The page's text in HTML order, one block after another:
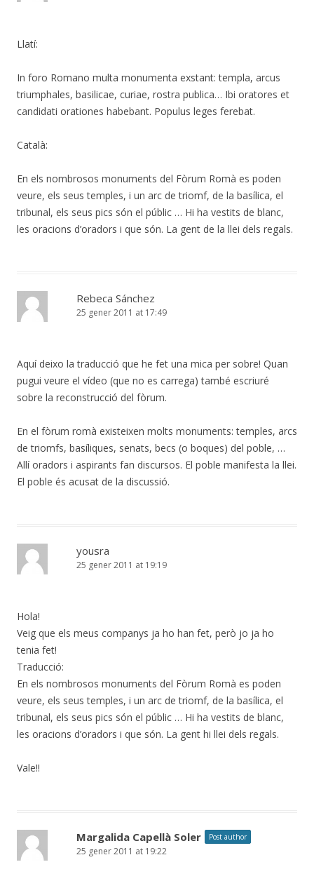
Llatí:
In foro Romano multa monumenta exstant: templa, arcus
triumphales, basilicae, curiae, rostra publica… Ibi oratores et
candidati orationes habebant. Populus leges ferebat.
Català:
En els nombrosos monuments del Fòrum Romà es poden
veure, els seus temples, i un arc de triomf, de la basílica, el
tribunal, els seus pics són el públic … Hi ha vestits de blanc,
les oracions d’oradors i que són. La gent de la llei dels regals.
Rebeca Sánchez
25 gener 2011 at 17:49
Aquí deixo la traducció que he fet una mica per sobre! Quan
pugui veure el vídeo (que no es carrega) també escriuré
sobre la reconstrucció del fòrum.
En el fòrum romà existeixen molts monuments: temples, arcs
de triomfs, basíliques, senats, becs (o boques) del poble, …
Allí oradors i aspirants fan discursos. El poble manifesta la llei.
El poble és acusat de la discussió.
yousra
25 gener 2011 at 19:19
Hola!
Veig que els meus companys ja ho han fet, però jo ja ho
tenia fet!
Traducció:
En els nombrosos monuments del Fòrum Romà es poden
veure, els seus temples, i un arc de triomf, de la basílica, el
tribunal, els seus pics són el públic … Hi ha vestits de blanc,
les oracions d’oradors i que són. La gent hi llei dels regals.
Vale!!
Margalida Capellà Soler Post author
25 gener 2011 at 19:22